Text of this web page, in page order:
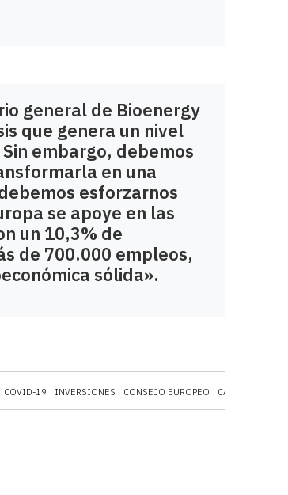
COVID-19 INVERSIONES CONSEJO EUROPEO CASTILLA Y LEÓN
general de Bioenergy
que genera un nivel
embargo, debemos
en una
esforzarnos
se apoye en las
un 10,3% de
de 700.000 empleos,
sólida».